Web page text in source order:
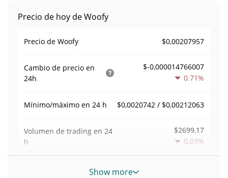
Precio de hoy de Woofy
Precio de Woofy $0,00207957
Cambio de precio en
24h
$-0,000014766007
0.71%
Mínimo/máximo en 24 h $0,0020742 / $0,00212063
Volumen de trading en 24
h
$2699,17
0.03%
Volumen/capitalización de
Show more